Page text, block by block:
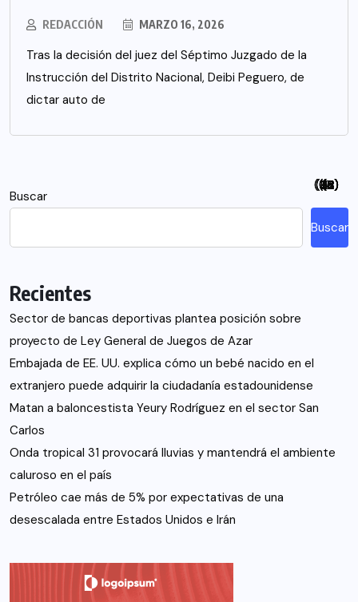
REDACCIÓN MARZO 16, 2026
Tras la decisión del juez del Séptimo Juzgado de la
Instrucción del Distrito Nacional, Deibi Peguero, de
dictar auto de
Buscar
Buscar
Recientes
Sector de bancas deportivas plantea posición sobre
proyecto de Ley General de Juegos de Azar
Embajada de EE. UU. explica cómo un bebé nacido en el
extranjero puede adquirir la ciudadanía estadounidense
Matan a baloncestista Yeury Rodríguez en el sector San
Carlos
Onda tropical 31 provocará lluvias y mantendrá el ambiente
caluroso en el país
Petróleo cae más de 5% por expectativas de una
desescalada entre Estados Unidos e Irán
(5)
(26)
(21)
(12)
(7)
(94)
(48)
(115)
(26)
(18)
(2)
(6)